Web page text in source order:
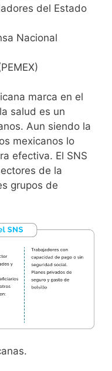
del Estado
Nacional
marca en el
salud es un
Aun siendo la
mexicanos lo
efectiva. El SNS
de la
grupos de